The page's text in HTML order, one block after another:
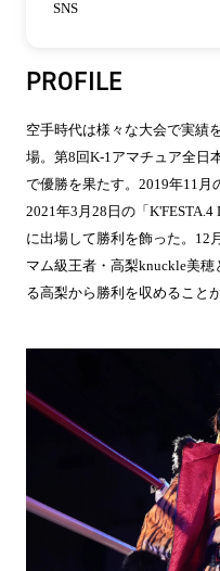
SNS
PROFILE
空手時代は様々な大会で実績
場。第8回K-1アマチュア全日
で優勝を果たす。2019年11月
2021年3月28日の「
に出場して勝利を飾った。12
マム級王者・高梨knuckle美
る高梨から勝利を収めること